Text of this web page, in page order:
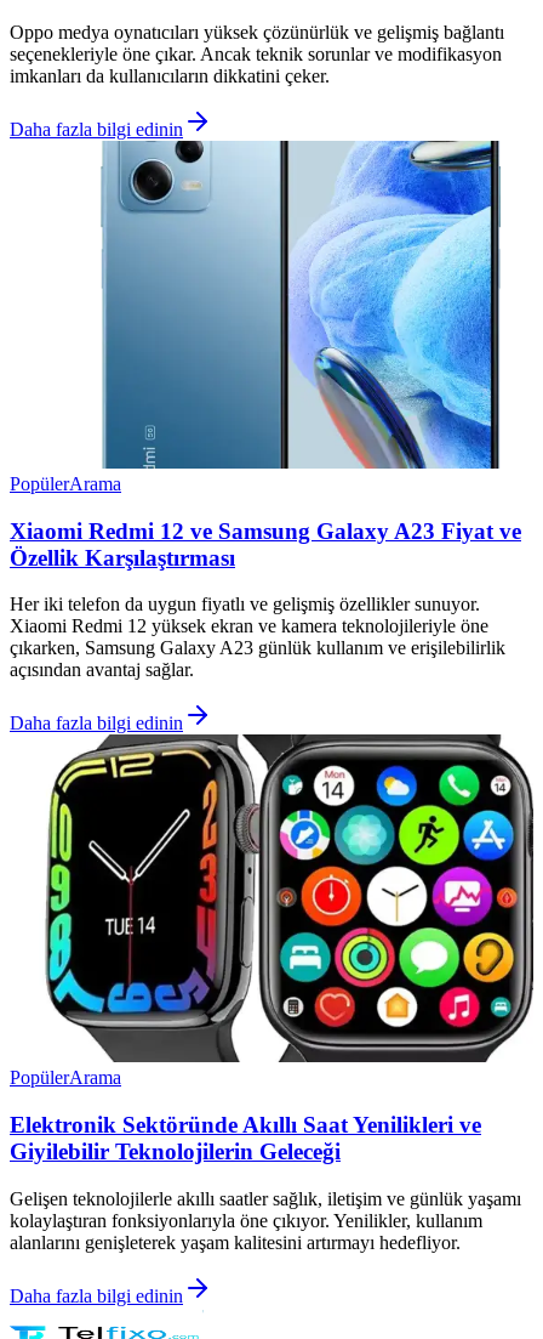
Oppo medya oynatıcıları yüksek çözünürlük ve gelişmiş bağlantı
seçenekleriyle öne çıkar. Ancak teknik sorunlar ve modifikasyon
imkanları da kullanıcıların dikkatini çeker.
Daha fazla bilgi edinin
PopülerArama
Xiaomi Redmi 12 ve Samsung Galaxy A23 Fiyat ve
Özellik Karşılaştırması
Her iki telefon da uygun fiyatlı ve gelişmiş özellikler sunuyor.
Xiaomi Redmi 12 yüksek ekran ve kamera teknolojileriyle öne
çıkarken, Samsung Galaxy A23 günlük kullanım ve erişilebilirlik
açısından avantaj sağlar.
Daha fazla bilgi edinin
PopülerArama
Elektronik Sektöründe Akıllı Saat Yenilikleri ve
Giyilebilir Teknolojilerin Geleceği
Gelişen teknolojilerle akıllı saatler sağlık, iletişim ve günlük yaşamı
kolaylaştıran fonksiyonlarıyla öne çıkıyor. Yenilikler, kullanım
alanlarını genişleterek yaşam kalitesini artırmayı hedefliyor.
Daha fazla bilgi edinin